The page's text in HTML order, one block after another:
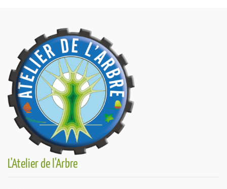
L'Atelier de l'Arbre